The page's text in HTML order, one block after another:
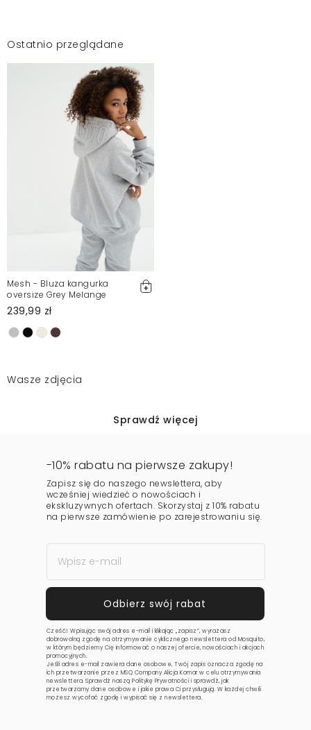
Ostatnio przeglądane
Mesh - Bluza kangurka
oversize Grey Melange
239,99 zł
Wasze zdjęcia
Sprawdź więcej
-10% rabatu na pierwsze zakupy!
Zapisz się do naszego newslettera, aby
wcześniej wiedzieć o nowościach i
ekskluzywnych ofertach. Skorzystaj z 10% rabatu
na pierwsze zamówienie po zarejestrowaniu się.
Cześć! Wpisując swój adres e-mail i klikając „zapisz”, wyrażasz
dobrowolną zgodę na otrzymywanie cyklicznego newslettera od Mosquito,
w którym będziemy Cię informować o naszej ofercie, nowościach i akcjach
promocyjnych.
Jeśli adres e-mail zawiera dane osobowe, Twój zapis oznacza zgodę na
ich przetwarzanie przez MSQ Company Alicja Komar w celu otrzymywania
newslettera. Sprawdź naszą Politykę Prywatnościi sprawdź, jak
przetwarzamy dane osobowe i jakie prawa Ci przysługują. W każdej chwili
możesz wycofać zgodę i wypisać się z newslettera.